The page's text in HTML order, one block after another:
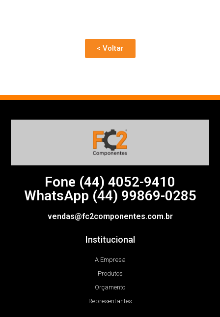
< Voltar
Fone (44) 4052-9410
WhatsApp (44) 99869-0285
vendas@fc2componentes.com.br
Institucional
A Empresa
Produtos
Orçamento
Representantes